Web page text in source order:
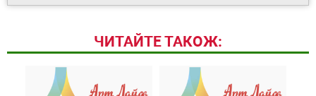
ЧИТАЙТЕ ТАКОЖ: